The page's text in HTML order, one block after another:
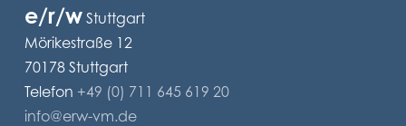
e/r/w Stuttgart
Mörikestraße 12
70178 Stuttgart
Telefon +49 (0) 711 645 619 20
info@erw-vm.de